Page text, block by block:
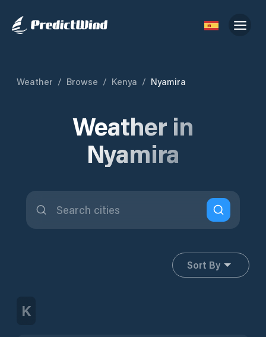
Weather / Browse / Kenya / Nyamira
Weather in
Nyamira
Sort By
K